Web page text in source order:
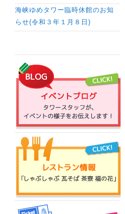
海峡ゆめタワー臨時休館のお知
らせ(令和３年１月８日)